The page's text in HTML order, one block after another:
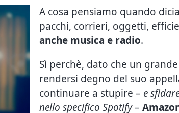
A cosa pensiamo quando
pacchi, corrieri, oggetti,
anche musica e radio.
Sì perchè, dato che un
rendersi degno del suo
continuare a stupire – e
nello specifico Spotify–